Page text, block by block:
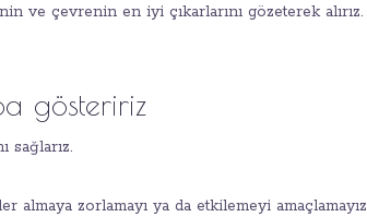
ve çevrenin en iyi çıkarlarını gözeterek alırız.
gösteririz
sağlarız.
almaya zorlamayı ya da etkilemeyi